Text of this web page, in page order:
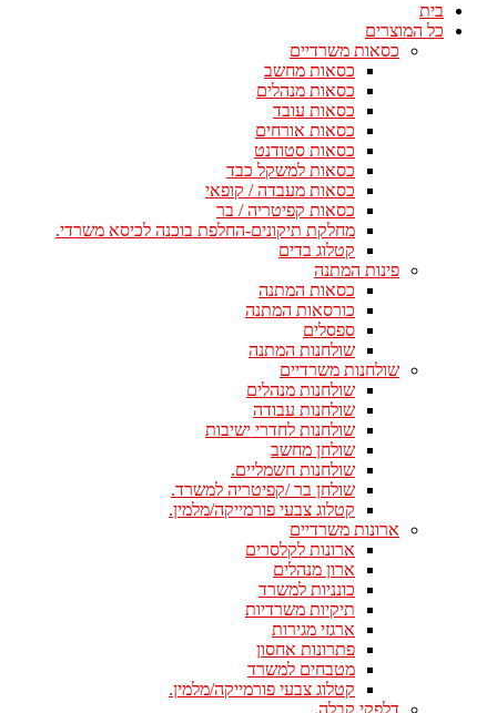
בית
כל המוצרים
כסאות משרדיים
כסאות מחשב
כסאות מנהלים
כסאות עובד
כסאות אורחים
כסאות סטודנט
כסאות למשקל כבד
כסאות מעבדה / קופאי
כסאות קפיטריה / בר
מחלקת תיקונים-החלפת בוכנה לכיסא משרדי.
קטלוג בדים
פינות המתנה
כסאות המתנה
כורסאות המתנה
ספסלים
שולחנות המתנה
שולחנות משרדיים
שולחנות מנהלים
שולחנות עבודה
שולחנות לחדרי ישיבות
שולחן מחשב
שולחנות חשמליים.
שולחן בר /קפיטריה למשרד.
קטלוג צבעי פורמייקה/מלמין.
ארונות משרדיים
ארונות לקלסרים
ארון מנהלים
כונניות למשרד
תיקיות משרדיות
ארגזי מגירות
פתרונות אחסון
מטבחים למשרד
קטלוג צבעי פורמייקה/מלמין.
דלפקי קבלה.